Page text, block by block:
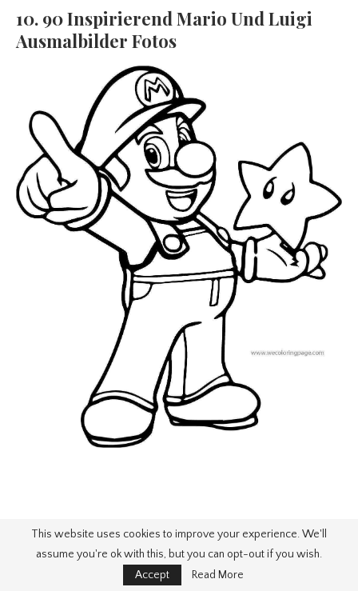
10. 90 Inspirierend Mario Und Luigi
Ausmalbilder Fotos
This website uses cookies to improve your experience. We'll
assume you're ok with this, but you can opt-out if you wish.
Accept
Read More